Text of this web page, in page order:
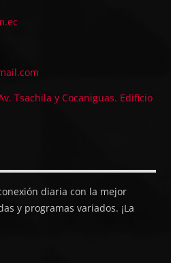
Tsachila y Cocaniguas. Edificio
diaria con la mejor
y programas variados. ¡La